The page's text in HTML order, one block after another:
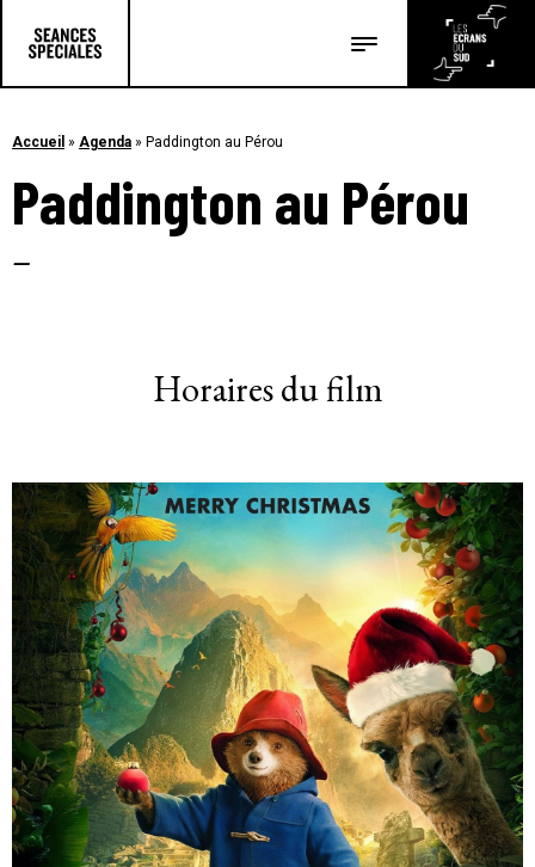
Les articles
Accueil » Agenda » Paddington au Pérou
Paddington au Pérou
–
Horaires du film